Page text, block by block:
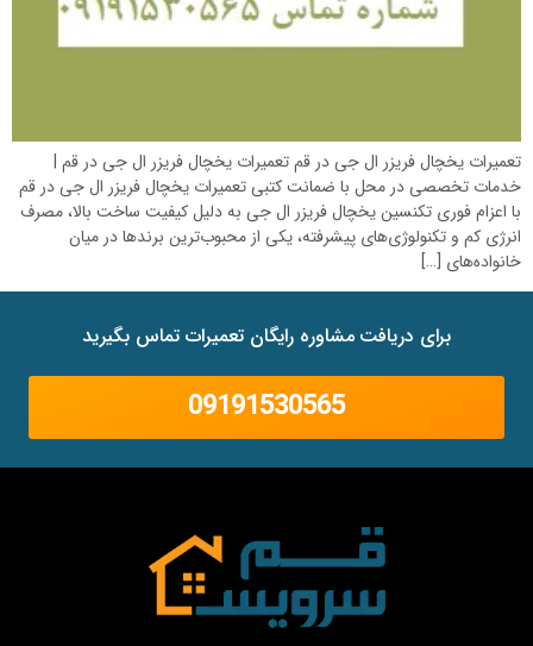
تعمیرات یخچال فریزر ال جی در قم تعمیرات یخچال فریزر ال جی در قم |
خدمات تخصصی در محل با ضمانت کتبی تعمیرات یخچال فریزر ال جی در قم
با اعزام فوری تکنسین یخچال فریزر ال جی به دلیل کیفیت ساخت بالا، مصرف
انرژی کم و تکنولوژی‌های پیشرفته، یکی از محبوب‌ترین برندها در میان
خانواده‌های […]
برای دریافت مشاوره رایگان تعمیرات تماس بگیرید
09191530565